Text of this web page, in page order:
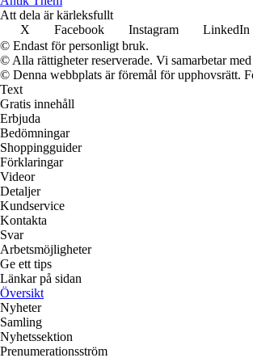
Att dela är kärleksfullt
X
Facebook Instagram LinkedIn
© Endast för personligt bruk.
© Alla rättigheter reserverade. Vi samarbetar
© Denna webbplats är föremål för upphovsrätt.
Text
Gratis innehåll
Erbjuda
Bedömningar
Shoppingguider
Förklaringar
Videor
Detaljer
Kundservice
Kontakta
Svar
Arbetsmöjligheter
Ge ett tips
Länkar på sidan
Översikt
Nyheter
Samling
Nyhetssektion
Prenumerationsström